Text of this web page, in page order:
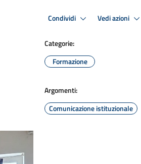
Condividi Vedi azioni
Categorie:
Formazione
Argomenti:
Comunicazione istituzionale